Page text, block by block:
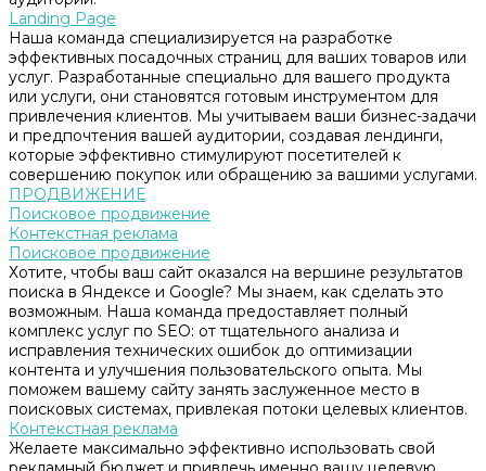
Landing Page
Наша команда специализируется на разработке
эффективных посадочных страниц для ваших товаров или
услуг. Разработанные специально для вашего продукта
или услуги, они становятся готовым инструментом для
привлечения клиентов. Мы учитываем ваши бизнес-задачи
и предпочтения вашей аудитории, создавая лендинги,
которые эффективно стимулируют посетителей к
совершению покупок или обращению за вашими услугами.
ПРОДВИЖЕНИЕ
Поисковое продвижение
Контекстная реклама
Поисковое продвижение
Хотите, чтобы ваш сайт оказался на вершине результатов
поиска в Яндексе и Google? Мы знаем, как сделать это
возможным. Наша команда предоставляет полный
комплекс услуг по SEO: от тщательного анализа и
исправления технических ошибок до оптимизации
контента и улучшения пользовательского опыта. Мы
поможем вашему сайту занять заслуженное место в
поисковых системах, привлекая потоки целевых клиентов.
Контекстная реклама
Желаете максимально эффективно использовать свой